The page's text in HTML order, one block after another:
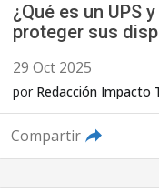
¿Qué es un UPS
proteger sus
29 Oct 2025
por Redacción Impacto
Compartir